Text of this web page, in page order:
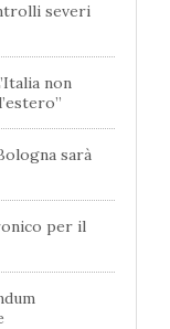
severi
non
sarà
per il